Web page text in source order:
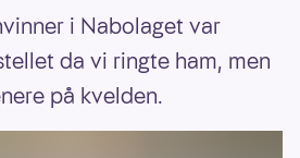
i Nabolaget var
da vi ringte ham, men
på kvelden.